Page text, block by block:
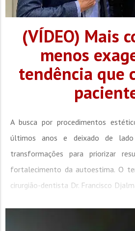
(VÍDEO) Mais
menos
tendência que
A busca por procedimentos
últimos anos e deixado de
transformações para priorizar
fortalecimento da autoestima. O
cirurgião-dentista Dr. Francisco